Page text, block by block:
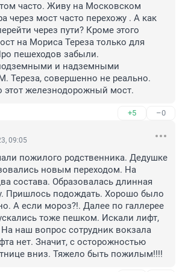
часто. Живу на Московском
через мост часто перехожу . А как
через пути? Кроме этого
на Мориса Тереза только для
пешеходов забыли.
и надземными
Тереза, совершенно не реально.
этот железнодорожный мост.
+5 –0
09:05
пожилого родственника. Дедушке
новым переходом. На
состава. Образовалась длинная
Пришлось подождать. Хорошо было
А если мороз?!. Далее по галлерее
тоже пешком. Искали лифт,
На наш вопрос сотрудник вокзала
нет. Значит, с осторожностью
вниз. Тяжело быть пожилым!!!!